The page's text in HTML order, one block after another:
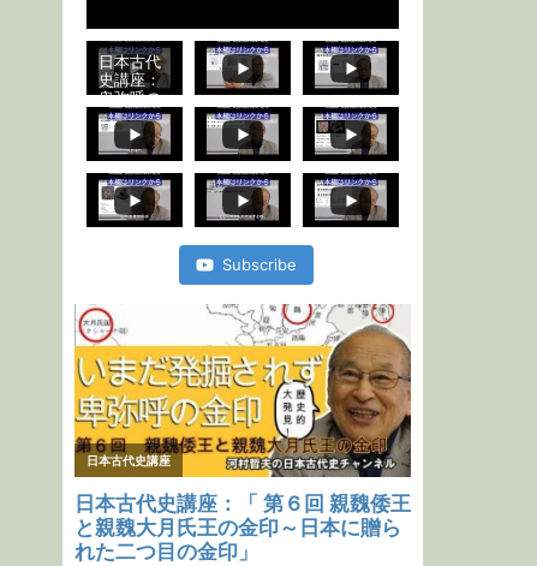
日本古代
史講座：
卑弥呼の
金印と鏡
第７回
(17) #
歴史 #邪
馬台国 #
日本古代
史
Subscribe